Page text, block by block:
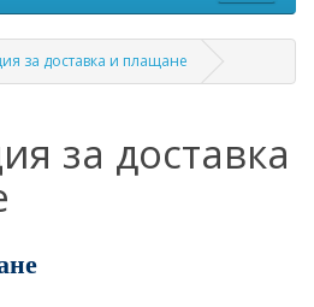
за доставка и плащане
за доставка